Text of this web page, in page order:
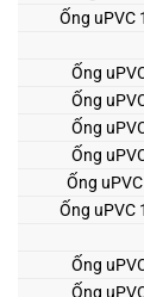
Ống uPVC
Ống
Ống
Ống
Ống
Ống
Ống uPVC
Ống
Ống